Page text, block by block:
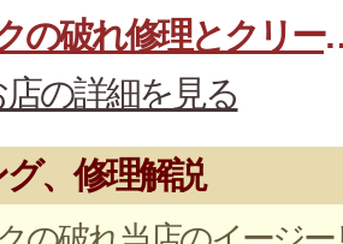
陸上スパイクの
店の詳細を見る
、修理解説